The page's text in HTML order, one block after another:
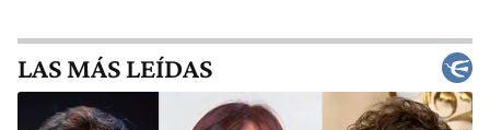
LAS MÁS LEÍDAS